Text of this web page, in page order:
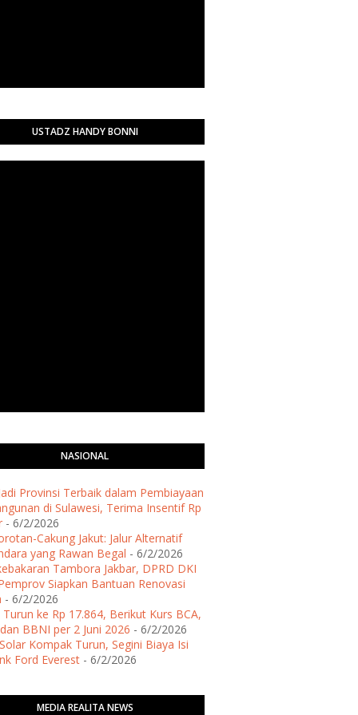
USTADZ HANDY BONNI
NASIONAL
Provinsi Terbaik dalam Pembiayaan
di Sulawesi, Terima Insentif Rp
- 6/2/2026
Cakung Jakut: Jalur Alternatif
yang Rawan Begal - 6/2/2026
Tambora Jakbar, DPRD DKI
Siapkan Bantuan Renovasi
- 6/2/2026
Turun ke Rp 17.864, Berikut Kurs BCA,
BBNI per 2 Juni 2026 - 6/2/2026
Kompak Turun, Segini Biaya Isi
Ford Everest - 6/2/2026
MEDIA REALITA NEWS